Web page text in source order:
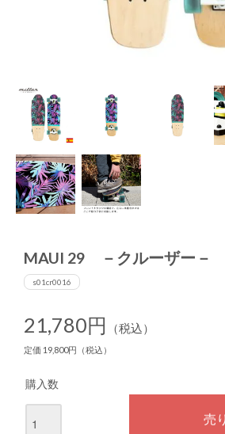
MAUI 29 －クルーザー－
s01cr0016
21,780円 （税込）
定価 19,800円（税込）
購入数